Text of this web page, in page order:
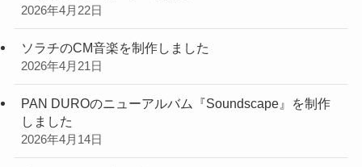
2026年4月22日
ソラチのCM音楽を制作しました
2026年4月21日
PAN DUROのニューアルバム『Soundscape』を制作
しました
2026年4月14日